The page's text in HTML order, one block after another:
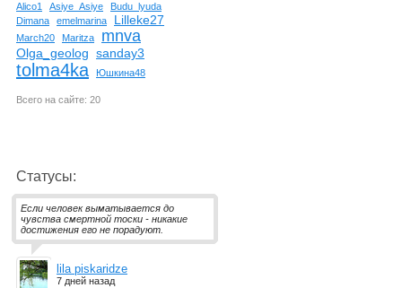
Alico1 Asiye_Asiye
Budu_lyuda
Dimana
emelmarina Lilleke27
March20 Maritza mnva
Olga_geolog sanday3
tolma4ka Юшкина48
Всего на сайте: 20
Статусы:
Если человек выматывается до
чувства смертной тоски - никакие
достижения его не порадуют.
lila piskaridze
7 дней назад